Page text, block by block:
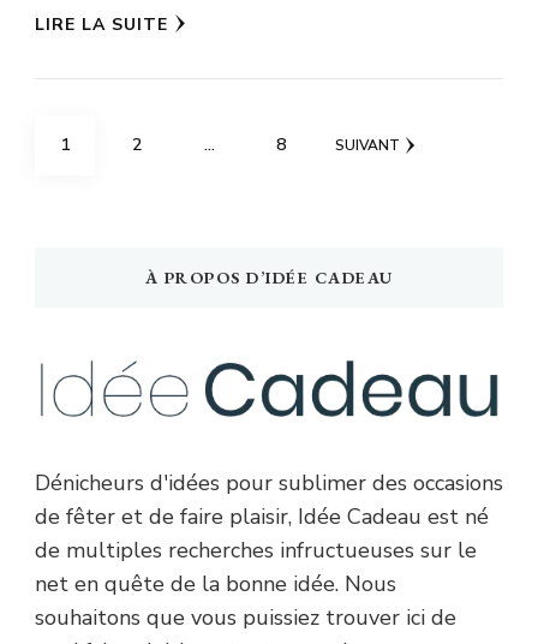
LIRE LA SUITE
Pagination
PAGE
1 PAGE
2 … PAGE
8 SUIVANT
À PROPOS D’IDÉE CADEAU
Dénicheurs d'idées pour sublimer des occasions
de fêter et de faire plaisir, Idée Cadeau est né
de multiples recherches infructueuses sur le
net en quête de la bonne idée. Nous
souhaitons que vous puissiez trouver ici de